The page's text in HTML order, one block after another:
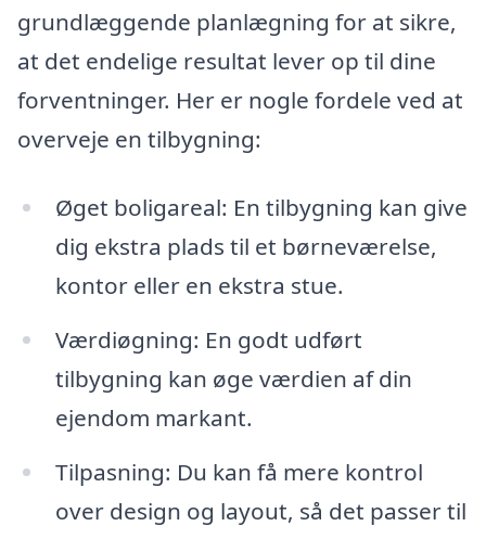
grundlæggende planlægning for at sikre,
at det endelige resultat lever op til dine
forventninger. Her er nogle fordele ved at
overveje en tilbygning:
Øget boligareal: En tilbygning kan give
dig ekstra plads til et børneværelse,
kontor eller en ekstra stue.
Værdiøgning: En godt udført
tilbygning kan øge værdien af din
ejendom markant.
Tilpasning: Du kan få mere kontrol
over design og layout, så det passer til